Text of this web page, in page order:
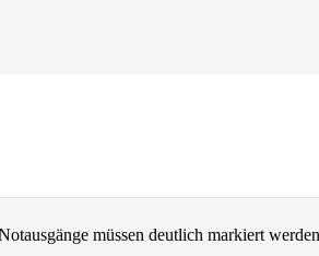
müssen deutlich markiert